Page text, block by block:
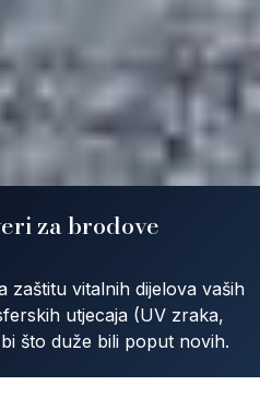
za brodove
zaštitu vitalnih dijelova vaših
utjecaja (UV zraka,
što duže bili poput novih.